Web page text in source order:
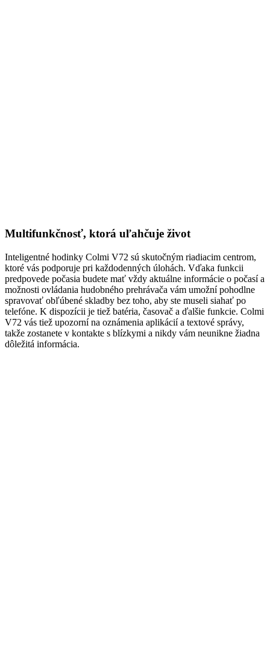
Multifunkčnosť, ktorá uľahčuje život
Inteligentné hodinky Colmi V72 sú skutočným riadiacim centrom,
ktoré vás podporuje pri každodenných úlohách. Vďaka funkcii
predpovede počasia budete mať vždy aktuálne informácie o počasí a
možnosti ovládania hudobného prehrávača vám umožní pohodlne
spravovať obľúbené skladby bez toho, aby ste museli siahať po
telefóne. K dispozícii je tiež batéria, časovač a ďalšie funkcie. Colmi
V72 vás tiež upozorní na oznámenia aplikácií a textové správy,
takže zostanete v kontakte s blízkymi a nikdy vám neunikne žiadna
dôležitá informácia.